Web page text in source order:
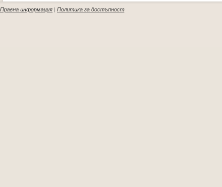
Правна информация | Политика за достъпност